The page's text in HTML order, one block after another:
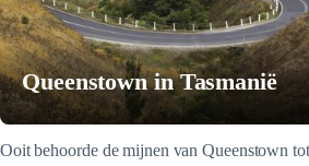
Queenstown in Tasmanië
Ooit behoorde de mijnen van Queenstown